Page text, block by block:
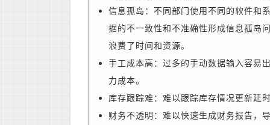
信息孤岛：不同部门使用不同的软件和
据的不一致性和不准确性形成信息孤岛
浪费了时间和资源。
手工成本高：过多的手动数据输入容易
力成本。
库存跟踪难：难以跟踪库存情况更新延
财务不透明：难以快速生成财务报告，